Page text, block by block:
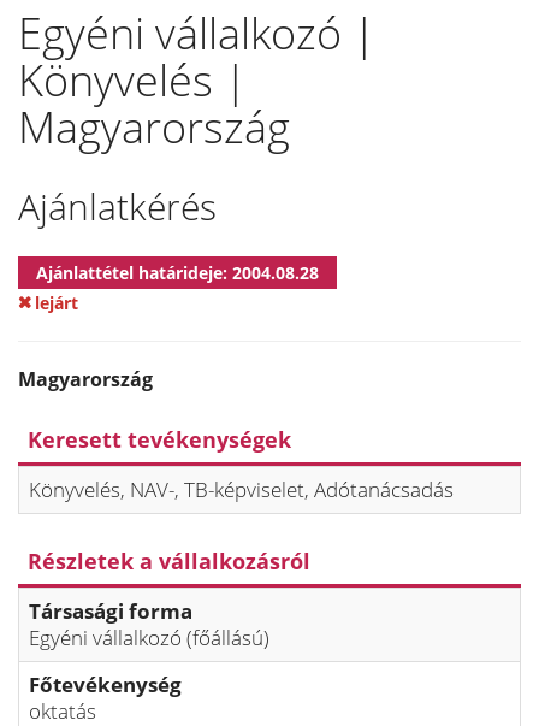
Egyéni vállalkozó |
Könyvelés |
Magyarország
Ajánlatkérés
Ajánlattétel határideje: 2004.08.28
lejárt
Magyarország
Keresett tevékenységek
Könyvelés, NAV-, TB-képviselet, Adótanácsadás
Részletek a vállalkozásról
Társasági forma
Egyéni vállalkozó (főállású)
Főtevékenység
oktatás